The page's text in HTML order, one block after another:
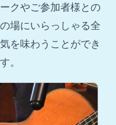
クやご参加者様との
場にいらっしゃる全
を味わうことができ
。